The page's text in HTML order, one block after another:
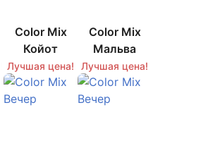
Color Mix
Койот
Лучшая цена!
Color Mix
Мальва
Лучшая цена!